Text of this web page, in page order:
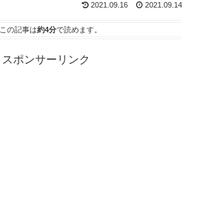
2021.09.16 2021.09.14
この記事は約4分で読めます。
スポンサーリンク